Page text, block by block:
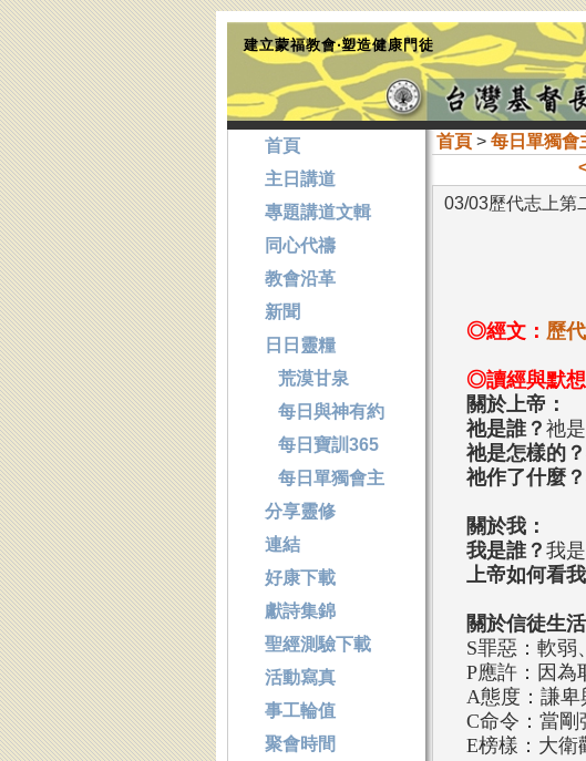
建立蒙福教會‧塑造健康門徒
首頁> 每日單獨會
03/03歷代志上第
◎經文： 歷
◎讀經與默想
關於上帝：
祂是誰？ 祂
祂是怎樣的？
祂作了什麼？
關於我：
我是誰？ 我
上帝如何看
關於信徒生活
S罪惡：軟弱
P應許：因為
A態度：謙卑
C命令：當剛
E榜樣：大衛
首頁
主日講道
專題講道文輯
同心代禱
教會沿革
新聞
日日靈糧
荒漠甘泉
每日與神有約
每日寶訓365
每日單獨會主
分享靈修
連結
好康下載
獻詩集錦
聖經測驗下載
活動寫真
事工輪值
聚會時間